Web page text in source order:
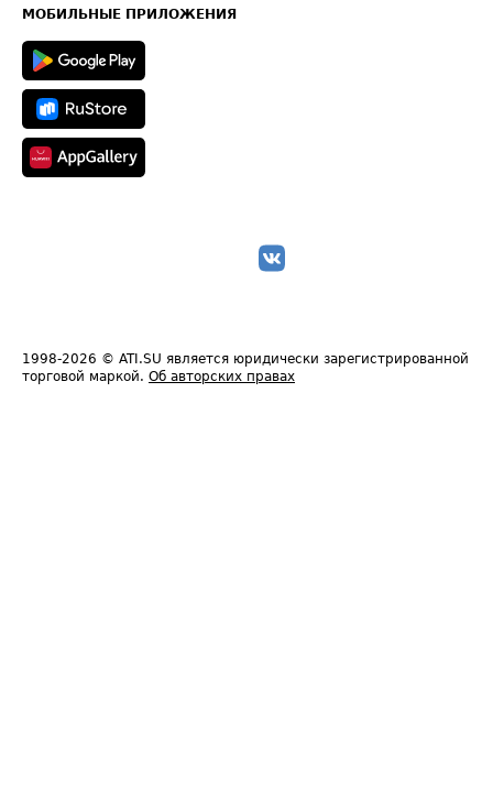
Техническая информация
МОБИЛЬНЫЕ ПРИЛОЖЕНИЯ
1998-2026 © ATI.SU является юридически зарегистрированной
торговой маркой. Об авторских правах